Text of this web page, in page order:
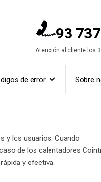
93
Atención al cliente los
de error Sobre
y los usuarios. Cuando
de los calentadores
y efectiva.